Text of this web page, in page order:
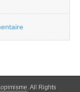
. All Rights